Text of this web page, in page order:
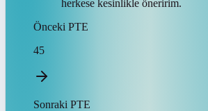
herkese kesinlikle öneririm.
Önceki PTE
45
Sonraki PTE